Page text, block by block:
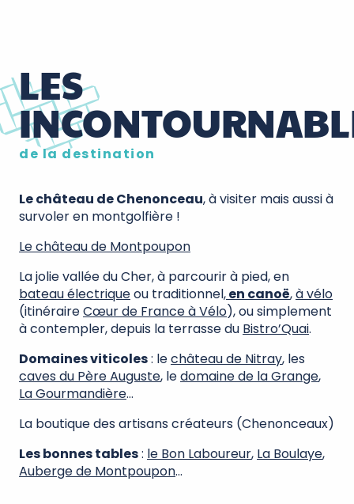
LES
de la destination
Le château de Chenonceau, à visiter mais aussi à
survoler en montgolfière !
Le château de Montpoupon
La jolie vallée du Cher, à parcourir à pied, en
bateau électriqueou traditionnel,en canoë,à vélo
(itinéraireCœur de France à Vélo), ou simplement
à contempler, depuis la terrasse du Bistro’Quai.
Domaines viticoles: lechâteau de Nitray, les
caves du Père Auguste, ledomaine de la Grange,
La Gourmandière…
La boutique des artisans créateurs (Chenonceaux)
Les bonnes tables: le Bon Laboureur, La Boulaye,
Auberge de Montpoupon…